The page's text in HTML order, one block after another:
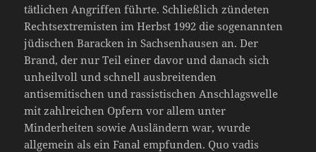
tätlichen Angriffen führte. Schließlich zündeten
Rechtsextremisten im Herbst 1992 die sogenannten
jüdischen Baracken in Sachsenhausen an. Der
Brand, der nur Teil einer davor und danach sich
unheilvoll und schnell ausbreitenden
antisemitischen und rassistischen Anschlagswelle
mit zahlreichen Opfern vor allem unter
Minderheiten sowie Ausländern war, wurde
allgemein als ein Fanal empfunden. Quo vadis